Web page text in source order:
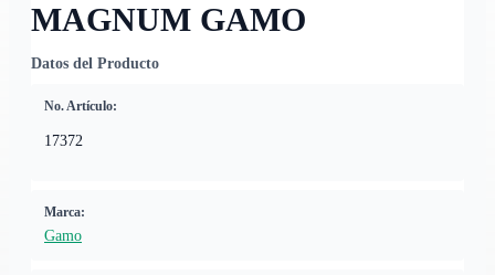
MAGNUM GAMO
Datos del Producto
No. Artículo:
17372
Marca:
Gamo